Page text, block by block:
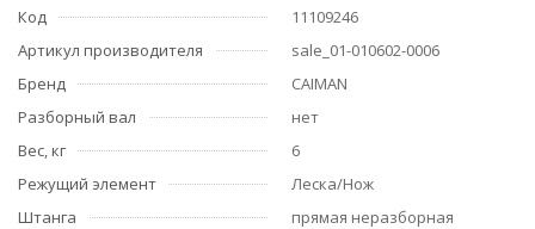
Код
11109246
Артикул производителя
sale_01-010602-0006
Бренд
CAIMAN
Разборный вал
нет
Вес, кг
6
Режущий элемент
Леска/Нож
Штанга
прямая неразборная